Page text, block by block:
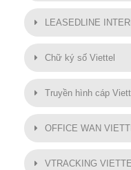
LEASEDLINE
Chữ ký số Viettel
Truyền hình cáp
OFFICE WAN
VTRACKING